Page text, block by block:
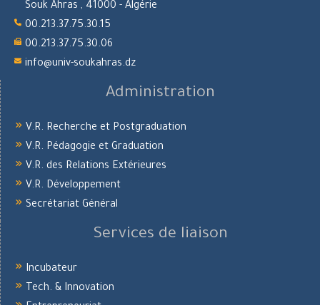
Souk Ahras , 41000 - Algérie
00.213.37.75.30.15
00.213.37.75.30.06
info@univ-soukahras.dz
Administration
V.R. Recherche et Postgraduation
V.R. Pédagogie et Graduation
V.R. des Relations Extérieures
V.R. Développement
Secrétariat Général
Services de liaison
Incubateur
Tech. & Innovation